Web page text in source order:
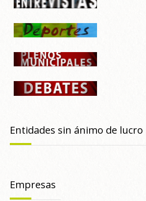
Entidades sin ánimo de lucro
Empresas